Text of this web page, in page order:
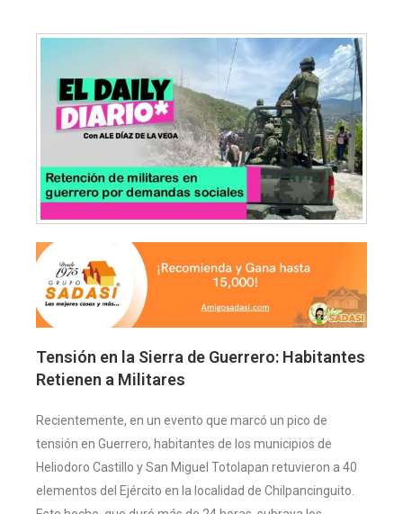
Tensión en la Sierra de Guerrero: Habitantes
Retienen a Militares
Recientemente, en un evento que marcó un pico de
tensión en Guerrero, habitantes de los municipios de
Heliodoro Castillo y San Miguel Totolapan retuvieron a 40
elementos del Ejército en la localidad de Chilpancinguito.